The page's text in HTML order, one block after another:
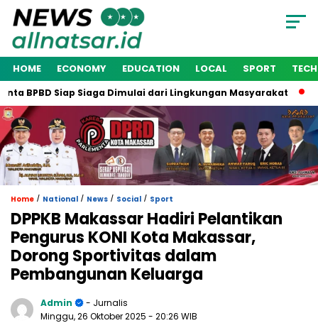
HOME ECONOMY EDUCATION LOCAL SPORT
BPBD Siap Siaga Dimulai dari Lingkungan Masyarakat
Home / National / News / Social / Sport
DPPKB Makassar Hadiri Pelantikan
Pengurus KONI Kota Makassar,
Dorong Sportivitas dalam
Pembangunan Keluarga
Admin
- Jurnalis
Minggu, 26 Oktober 2025 - 20:26 WIB